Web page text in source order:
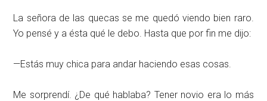
La señora de las quecas se me quedó viendo bien raro.
Yo pensé y a ésta qué le debo. Hasta que por fin me dijo:
—Estás muy chica para andar haciendo esas cosas.
Me sorprendí. ¿De qué hablaba? Tener novio era lo más